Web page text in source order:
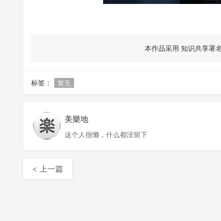
本作品采用 知识共享署
标签： 暂无
美樂地
这个人很懒，什么都没留下
< 上一篇